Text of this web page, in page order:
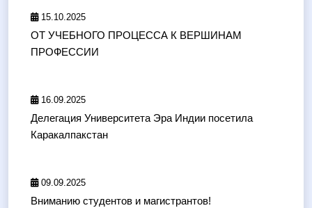
15.10.2025
ОТ УЧЕБНОГО ПРОЦЕССА К ВЕРШИНАМ
ПРОФЕССИИ
16.09.2025
Делегация Университета Эра Индии посетила
Каракалпакстан
09.09.2025
Вниманию студентов и магистрантов!